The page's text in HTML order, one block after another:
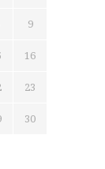
9
16
23
30